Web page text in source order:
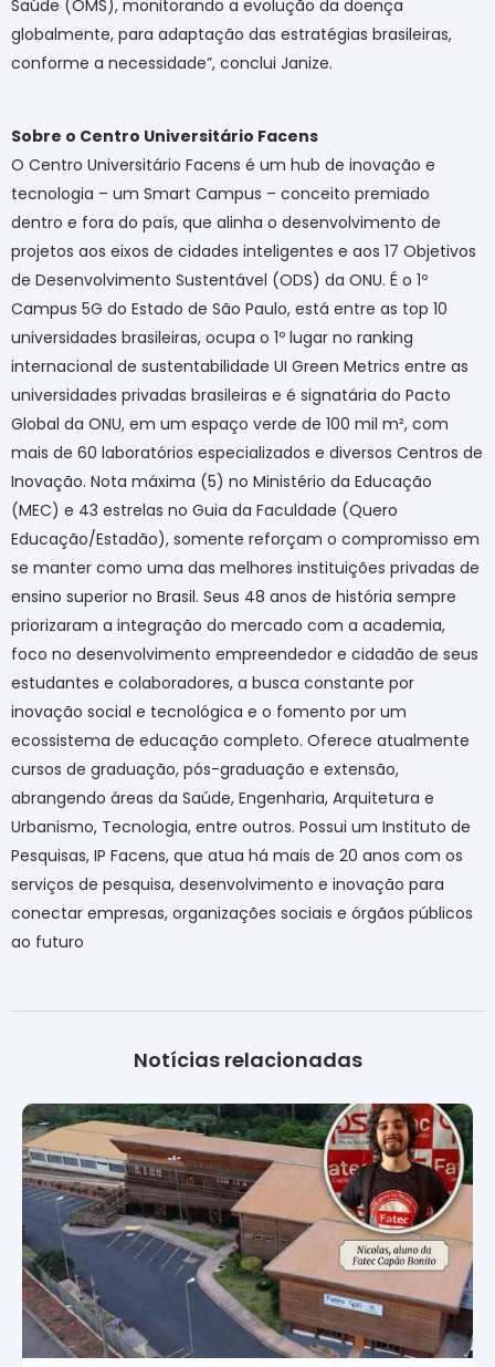
Saúde (OMS), monitorando a evolução da doença
globalmente, para adaptação das estratégias brasileiras,
conforme a necessidade”, conclui Janize.
Sobre o Centro Universitário Facens
O Centro Universitário Facens é um hub de inovação e
tecnologia – um Smart Campus – conceito premiado
dentro e fora do país, que alinha o desenvolvimento de
projetos aos eixos de cidades inteligentes e aos 17 Objetivos
de Desenvolvimento Sustentável (ODS) da ONU. É o 1º
Campus 5G do Estado de São Paulo, está entre as top 10
universidades brasileiras, ocupa o 1º lugar no ranking
internacional de sustentabilidade UI Green Metrics entre as
universidades privadas brasileiras e é signatária do Pacto
Global da ONU, em um espaço verde de 100 mil m², com
mais de 60 laboratórios especializados e diversos Centros de
Inovação. Nota máxima (5) no Ministério da Educação
(MEC) e 43 estrelas no Guia da Faculdade (Quero
Educação/Estadão), somente reforçam o compromisso em
se manter como uma das melhores instituições privadas de
ensino superior no Brasil. Seus 48 anos de história sempre
priorizaram a integração do mercado com a academia,
foco no desenvolvimento empreendedor e cidadão de seus
estudantes e colaboradores, a busca constante por
inovação social e tecnológica e o fomento por um
ecossistema de educação completo. Oferece atualmente
cursos de graduação, pós-graduação e extensão,
abrangendo áreas da Saúde, Engenharia, Arquitetura e
Urbanismo, Tecnologia, entre outros. Possui um Instituto de
Pesquisas, IP Facens, que atua há mais de 20 anos com os
serviços de pesquisa, desenvolvimento e inovação para
conectar empresas, organizações sociais e órgãos públicos
ao futuro
Notícias relacionadas